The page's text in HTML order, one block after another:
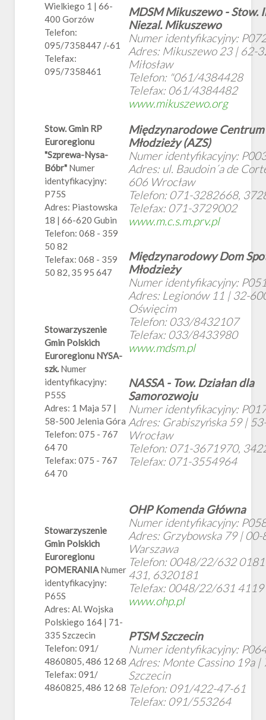
Wielkiego 1 | 66-
400 Gorzów
Telefon:
095/7358447 /-61
Telefax:
095/7358461
Stow. Gmin RP
Euroregionu
"Szprewa-Nysa-
Bóbr" Numer
identyfikacyjny:
P75S
Adres: Piastowska
18 | 66-620 Gubin
Telefon: 068 - 359
50 82
Telefax: 068 - 359
50 82, 35 95 647
Stowarzyszenie
Gmin Polskich
Euroregionu NYSA-
szk. Numer
identyfikacyjny:
P55S
Adres: 1 Maja 57 |
58-500 Jelenia Góra
Telefon: 075 - 767
64 70
Telefax: 075 - 767
64 70
Stowarzyszenie
Gmin Polskich
Euroregionu
POMERANIANumer
identyfikacyjny:
P65S
Adres: Al. Wojska
Polskiego 164 | 71-
335 Szczecin
Telefon: 091/
4860805, 486 12 68
Telefax: 091/
4860825, 486 12 68
MDSM Mikuszewo - Stow.
Niezal. Mikuszewo
Numer identyfikacyjny:
Adres: Mikuszewo 23 | 62-
Miłosław
Telefon: "061/4384428
Telefax: 061/4384482
www.mikuszewo.org
Międzynarodowe Centrum
Młodzieży (AZS)
Numer identyfikacyjny:
Adres: ul. Baudoin´a de
606 Wrocław
Telefon: 071-3282668,
Telefax: 071-3729002
www.m.c.s.m.prv.pl
Międzynarodowy Dom
Młodzieży
Numer identyfikacyjny:
Adres: Legionów 11 | 32-
Oświęcim
Telefon: 033/8432107
Telefax: 033/8433980
www.mdsm.pl
NASSA - Tow. Działan dla
Samorozwoju
Numer identyfikacyjny:
Adres: Grabiszyńska 59 |
Wrocław
Telefon: 071-3671970,
Telefax: 071-3554964
OHP Komenda Główna
Numer identyfikacyjny:
Adres: Grzybowska 79 | 00-
Warszawa
Telefon: 0048/22/632
431, 6320181
Telefax: 0048/22/631 4119
www.ohp.pl
PTSM Szczecin
Numer identyfikacyjny:
Adres: Monte Cassino 19a |
Szczecin
Telefon: 091/422-47-61
Telefax: 091/553264